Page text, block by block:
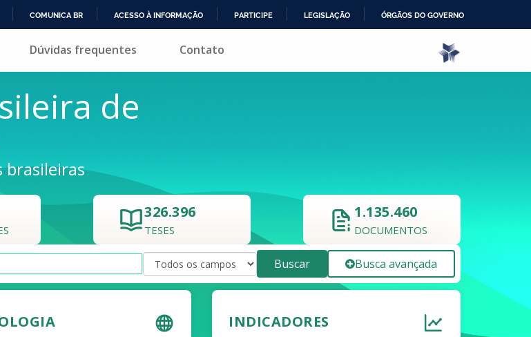
PARA
COMUNICA BR ACESSO À INFORMAÇÃO PARTICIPE LEGISLAÇÃO ÓRGÃOS DO GOVERNO
Dúvidas frequentes Contato
de
brasileiras
326.396
TESES
1.135.460
DOCUMENTOS
Buscar Busca avançada
INDICADORES